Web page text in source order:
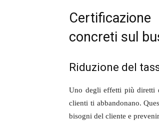
concreti sul
Riduzione del
Uno degli effetti più diretti
clienti ti abbandonano.
bisogni del cliente e